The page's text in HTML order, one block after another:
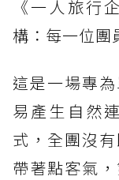
《一人旅行
構：每一位團
這是一場專
易產生自然
式，全團沒
帶著點客氣